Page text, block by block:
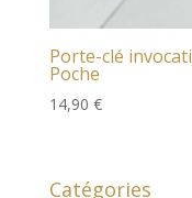
Porte-clé
Poche
14,90 €
Catégories